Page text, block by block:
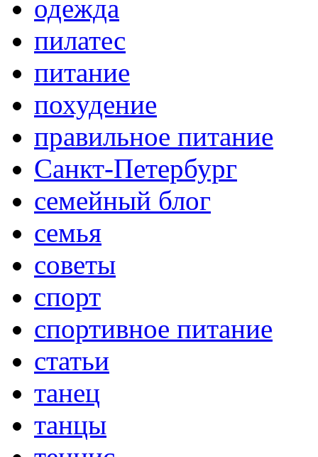
одежда
пилатес
питание
похудение
правильное питание
Санкт-Петербург
семейный блог
семья
советы
спорт
спортивное питание
статьи
танец
танцы